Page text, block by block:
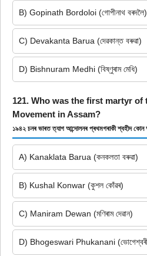
B) Gopinath Bordoloi (গোপীনাথ বৰদলৈ)
C) Devakanta Barua (দেৱকান্ত বৰুৱা)
D) Bishnuram Medhi (বিষ্ণুৰাম মেধি)
121. Who was the first martyr of
Movement in Assam?
১৯৪২ চনৰ ভাৰত ত্যাগ আন্দোলনৰ প্ৰথমগৰাকী শ্বহীদ
A) Kanaklata Barua (কনকলতা বৰুৱা)
B) Kushal Konwar (কুশল কোঁৱৰ)
C) Maniram Dewan (মণিৰাম দেৱান)
D) Bhogeswari Phukanani